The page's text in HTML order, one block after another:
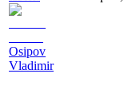
Osipov
Vladimir